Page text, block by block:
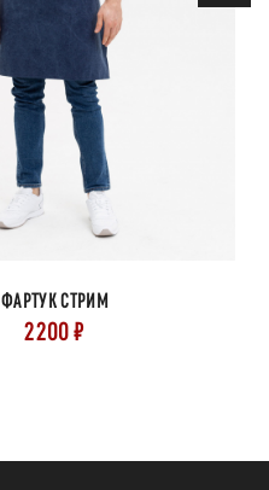
ФАРТУК СТРИМ
2200 ₽